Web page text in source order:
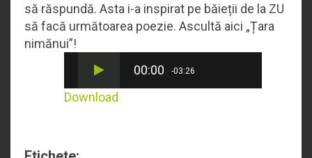
să răspundă. Asta i-a inspirat pe băieții de la ZU
să facă următoarea poezie. Ascultă aici „Țara
nimănui”!
00:00
-03:26
Download